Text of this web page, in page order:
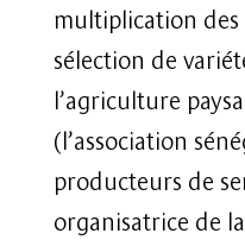
multiplication des
sélection de
l’agriculture
(l’association
producteurs de
organisatrice de